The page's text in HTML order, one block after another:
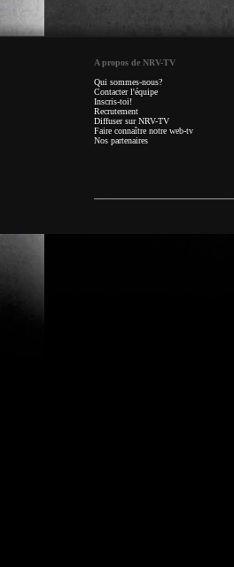
A propos de NRV-TV
Qui sommes-nous?
Contacter l'équipe
Inscris-toi!
Recrutement
Diffuser sur NRV-TV
Faire connaître notre web-tv
Nos partenaires